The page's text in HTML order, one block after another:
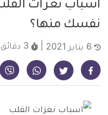
اسباب نغزات
نفسك منها؟
3 دقائق
شارك على فيسبوك - ديلي ميديكال انفو شارك على تويتر - ديلي ميديكال انفو شارك على واتساب - ديلي ميديكال انفو شارك